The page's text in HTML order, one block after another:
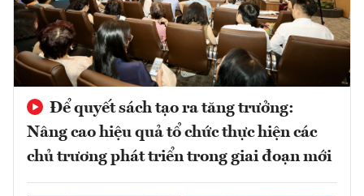
Để quyết sách tạo ra tăng trưởng:
Nâng cao hiệu quả tổ chức thực hiện các
chủ trương phát triển trong giai đoạn mới